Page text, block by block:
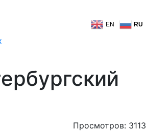
EN RU
Просмотров: 3113